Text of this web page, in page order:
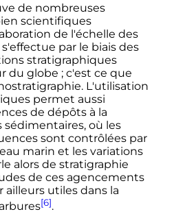
de nombreuses
scientifiques
de l'échelle des
par le biais des
stratigraphiques
du globe ; c'est ce que
L'utilisation
permet aussi
de dépôts à la
sédimentaires, où les
sont contrôlées par
marin et les variations
alors de stratigraphie
de ces agencements
ailleurs utiles dans la
[6].